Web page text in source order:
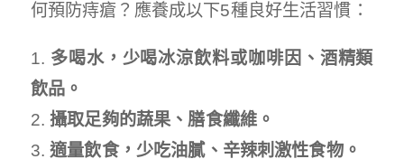
何預防痔瘡？應養成以下5種良好生活習慣：
多喝水，少喝冰涼飲料或咖啡因、酒精類
飲品。
攝取足夠的蔬果、膳食纖維。
適量飲食，少吃油膩、辛辣刺激性食物。